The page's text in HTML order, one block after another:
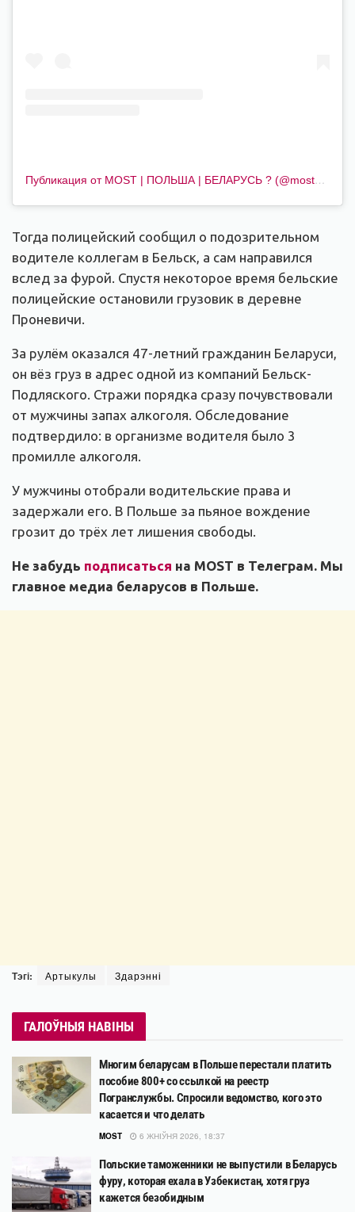
Публикация от MOST | ПОЛЬША | БЕЛАРУСЬ ? (@mostmedia.io)
Тогда полицейский сообщил о подозрительном
водителе коллегам в Бельск, а сам направился
вслед за фурой. Спустя некоторое время бельские
полицейские остановили грузовик в деревне
Проневичи.
За рулём оказался 47-летний гражданин Беларуси,
он вёз груз в адрес одной из компаний Бельск-
Подляского. Стражи порядка сразу почувствовали
от мужчины запах алкоголя. Обследование
подтвердило: в организме водителя было 3
промилле алкоголя.
У мужчины отобрали водительские права и
задержали его. В Польше за пьяное вождение
грозит до трёх лет лишения свободы.
Не забудь подписаться на MOST в Телеграм. Мы
главное медиа беларусов в Польше.
Тэгі: Артыкулы Здарэнні
ГАЛОЎНЫЯ НАВІНЫ
Многим беларусам в Польше перестали платить
пособие 800+ со ссылкой на реестр
Погранслужбы. Спросили ведомство, кого это
касается и что делать
MOST 6 ЖНІЎНЯ 2026, 18:37
Польские таможенники не выпустили в Беларусь
фуру, которая ехала в Узбекистан, хотя груз
кажется безобидным